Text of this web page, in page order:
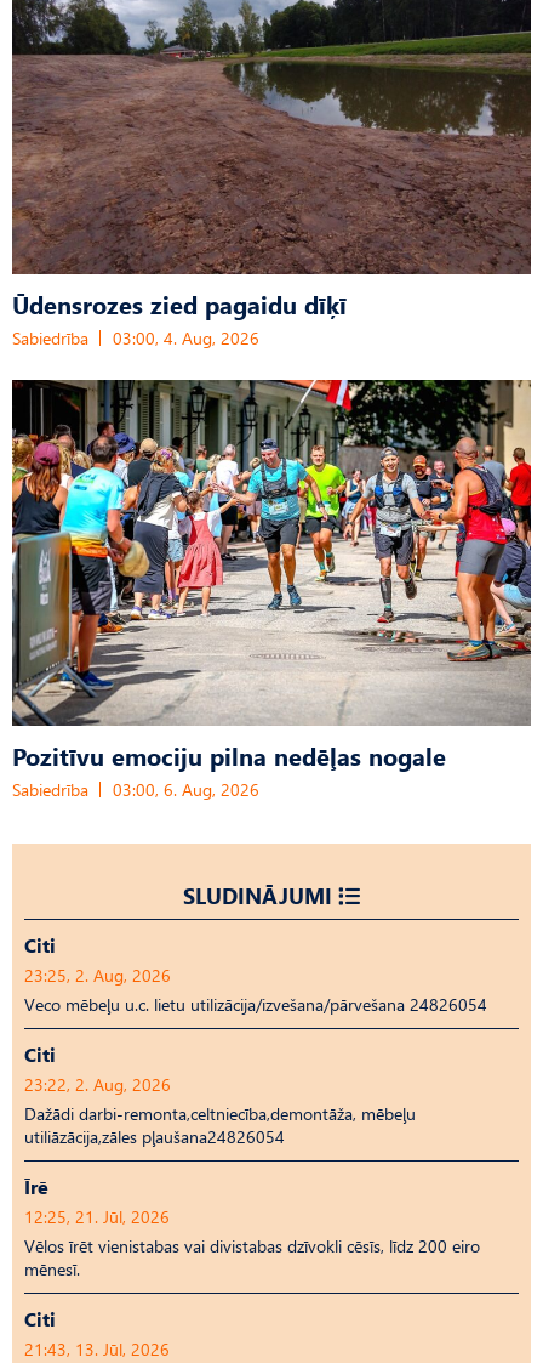
Ūdensrozes zied pagaidu dīķī
Sabiedrība 03:00, 4. Aug, 2026
Pozitīvu emociju pilna nedēļas nogale
Sabiedrība 03:00, 6. Aug, 2026
SLUDINĀJUMI
Citi
23:25, 2. Aug, 2026
Veco mēbeļu u.c. lietu utilizācija/izvešana/pārvešana 24826054
Citi
23:22, 2. Aug, 2026
Dažādi darbi-remonta,celtniecība,demontāža, mēbeļu
utiliāzācija,zāles pļaušana24826054
Īrē
12:25, 21. Jūl, 2026
Vēlos īrēt vienistabas vai divistabas dzīvokli cēsīs, līdz 200 eiro
mēnesī.
Citi
21:43, 13. Jūl, 2026